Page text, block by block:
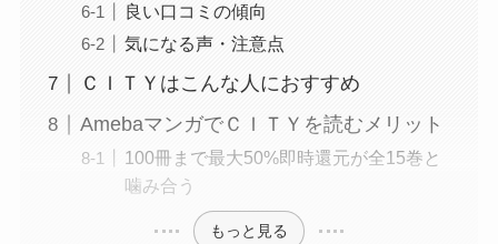
良い口コミの傾向
気になる声・注意点
ＣＩＴＹはこんな人におすすめ
AmebaマンガでＣＩＴＹを読むメリット
100冊まで最大50%即時還元が全15巻と
噛み合う
もっと見る